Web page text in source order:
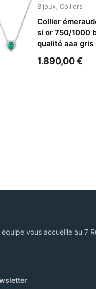
Bijoux Colliers
Collier
si or 750/1000
qualité aaa gris
1.890,00€
vous accueille au 7